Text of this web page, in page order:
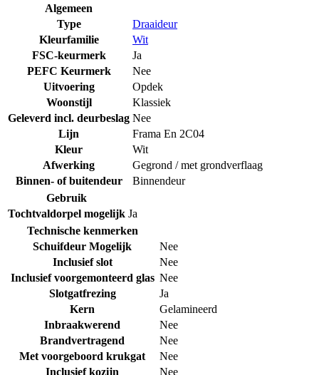
Algemeen
Type
Draaideur
Kleurfamilie
Wit
FSC-keurmerk
Ja
PEFC Keurmerk
Nee
Uitvoering
Opdek
Woonstijl
Klassiek
Geleverd incl. deurbeslag Nee
Lijn
Frama En 2C04
Kleur
Wit
Afwerking
Gegrond / met grondverflaag
Binnen- of buitendeur
Binnendeur
Gebruik
Tochtvaldorpel mogelijk Ja
Technische kenmerken
Schuifdeur Mogelijk
Nee
Inclusief slot
Nee
Inclusief voorgemonteerd glas Nee
Slotgatfrezing
Ja
Kern
Gelamineerd
Inbraakwerend
Nee
Brandvertragend
Nee
Met voorgeboord krukgat
Nee
Inclusief kozijn
Nee